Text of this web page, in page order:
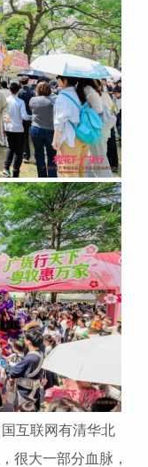
互联网有清华北
很大一部分血脉，